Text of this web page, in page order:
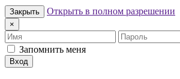
Закрыть Открыть в полном разрешении
×
Имя
Пароль
Запомнить меня
Вход